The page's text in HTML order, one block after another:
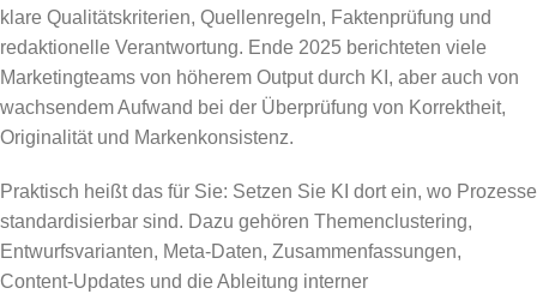
klare Qualitätskriterien, Quellenregeln, Faktenprüfung und
redaktionelle Verantwortung. Ende 2025 berichteten viele
Marketingteams von höherem Output durch KI, aber auch von
wachsendem Aufwand bei der Überprüfung von Korrektheit,
Originalität und Markenkonsistenz.
Praktisch heißt das für Sie: Setzen Sie KI dort ein, wo Prozesse
standardisierbar sind. Dazu gehören Themenclustering,
Entwurfsvarianten, Meta-Daten, Zusammenfassungen,
Content-Updates und die Ableitung interner